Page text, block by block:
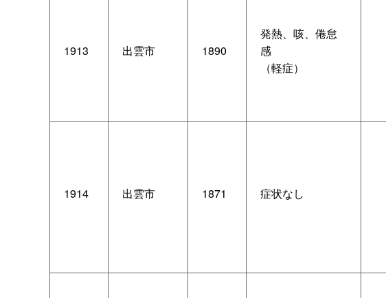
1913 出雲市 1890
発熱、咳、倦怠
感
（軽症）
1914 出雲市 1871 症状なし